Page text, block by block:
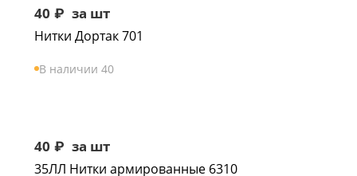
40 ₽ за шт
Нитки Дортак 701
В наличии 40
40 ₽ за шт
35ЛЛ Нитки армированные 6310